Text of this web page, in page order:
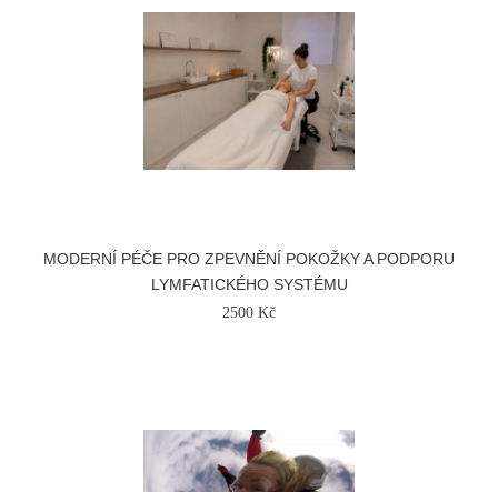
MODERNÍ PÉČE PRO ZPEVNĚNÍ POKOŽKY A PODPORU
LYMFATICKÉHO SYSTÉMU
2500 Kč